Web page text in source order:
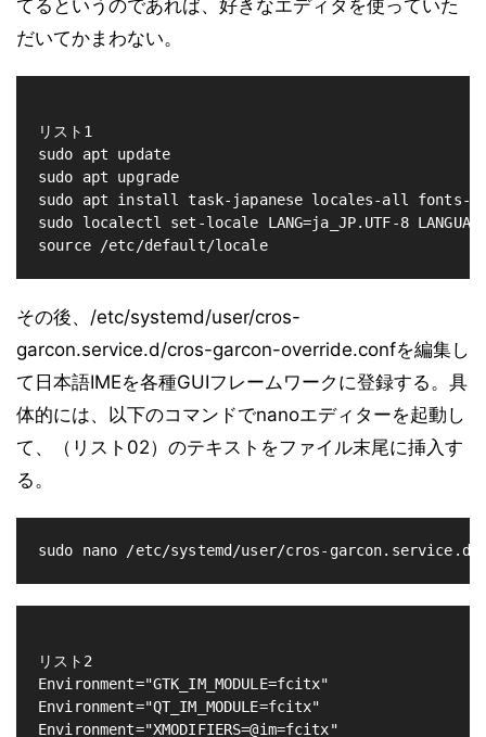
てるというのであれば、好きなエディタを使っていた
だいてかまわない。
リスト1
sudo apt update
sudo apt upgrade
sudo apt install task-japanese locales-all fonts-
sudo localectl set-locale LANG=ja_JP.UTF-8
source /etc/default/locale
その後、/etc/systemd/user/cros-
garcon.service.d/cros-garcon-override.confを編集し
て日本語IMEを各種GUIフレームワークに登録する。具
体的には、以下のコマンドでnanoエディターを起動し
て、（リスト02）のテキストをファイル末尾に挿入す
る。
sudo nano /etc/systemd/user/cros-
リスト2
Environment="GTK_IM_MODULE=fcitx"
Environment="QT_IM_MODULE=fcitx"